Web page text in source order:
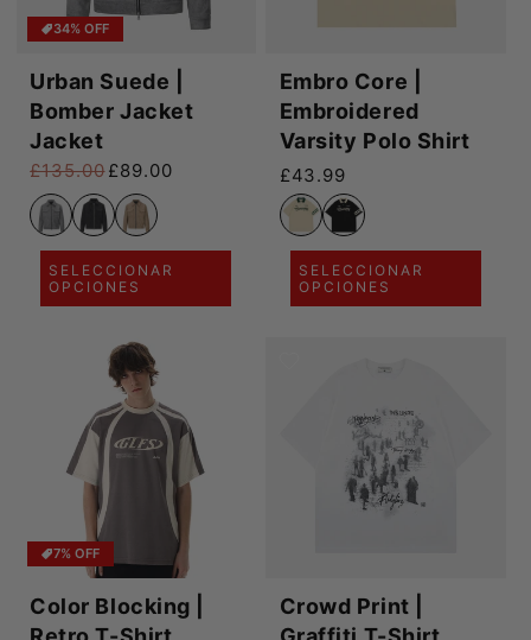
34% OFF
Urban Suede |
Bomber Jacket
Jacket
Precio habitual
£135.00
Precio de oferta
£89.00
SELECCIONAR
OPCIONES
Embro Core |
Embroidered
Varsity Polo Shirt
Precio habitual
£43.99
SELECCIONAR
OPCIONES
7% OFF
Color Blocking |
Crowd Print |